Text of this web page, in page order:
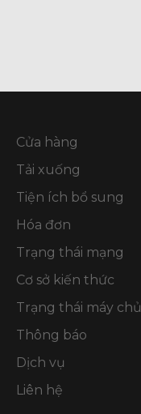
Cửa hàng
Tải xuống
Tiện ích bổ sung
Hóa đơn
Trạng thái mạng
Cơ sở kiến thức
Trạng thái máy chủ
Thông báo
Dịch vụ
Liên hệ